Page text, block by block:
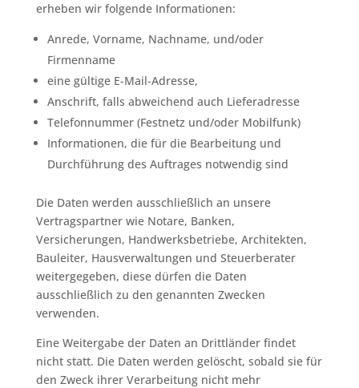
erheben wir folgende Informationen:
Anrede, Vorname, Nachname, und/oder
Firmenname
eine gültige E-Mail-Adresse,
Anschrift, falls abweichend auch Lieferadresse
Telefonnummer (Festnetz und/oder Mobilfunk)
Informationen, die für die Bearbeitung und
Durchführung des Auftrages notwendig sind
Die Daten werden ausschließlich an unsere
Vertragspartner wie Notare, Banken,
Versicherungen, Handwerksbetriebe, Architekten,
Bauleiter, Hausverwaltungen und Steuerberater
weitergegeben, diese dürfen die Daten
ausschließlich zu den genannten Zwecken
verwenden.
Eine Weitergabe der Daten an Drittländer findet
nicht statt. Die Daten werden gelöscht, sobald sie für
den Zweck ihrer Verarbeitung nicht mehr